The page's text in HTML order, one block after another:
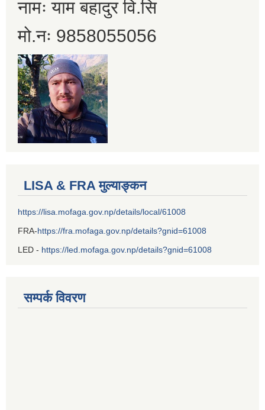
नामः याम बहादुर वि.सि
मो.नः 9858055056
LISA & FRA मुल्याङ्कन
https://lisa.mofaga.gov.np/details/local/61008
FRA-https://fra.mofaga.gov.np/details?gnid=61008
LED - https://led.mofaga.gov.np/details?gnid=61008
सम्पर्क विवरण